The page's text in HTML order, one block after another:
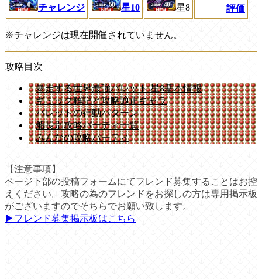
チャレンジ 星10 星8 評価
※チャレンジは現在開催されていません。
攻略目次
暴走する世界最強バレット 星8基本情報
ギミック解説と攻略適正キャラ
バレットの行動パターン
船長別攻略パーティ一覧
みんなの攻略パーティ
【注意事項】
ページ下部の投稿フォームにてフレンド募集することはお控
えください。攻略の為のフレンドをお探しの方は専用掲示板
がございますのでそちらでお願い致します。
▶︎フレンド募集掲示板はこちら